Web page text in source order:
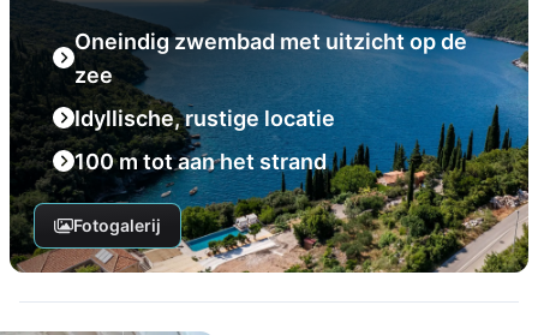
Oneindig zwembad met uitzicht op de
zee
Idyllische, rustige locatie
100 m tot aan het strand
Fotogalerij